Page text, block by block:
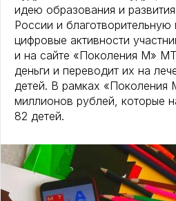
идею образования и
России и
цифровые активности
и на сайте «Поколения М»
деньги и переводит их на
детей. В рамках «Поколения
миллионов рублей, которые
82 детей.